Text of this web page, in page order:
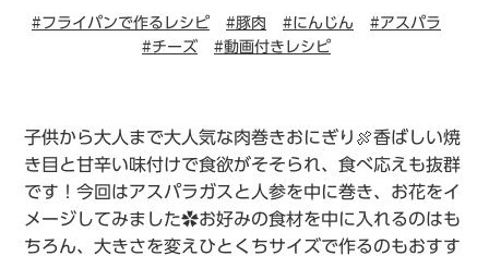
#フライパンで作るレシピ #豚肉 #にんじん
#アスパラ
#チーズ
#動画付きレシピ
子供から大人まで大人気な肉巻きおにぎり🍖香ばしい焼
き目と甘辛い味付けで食欲がそそられ、食べ応えも抜群
です！今回はアスパラガスと人参を中に巻き、お花をイ
メージしてみました✿お好みの食材を中に入れるのはも
ちろん、大きさを変えひとくちサイズで作るのもおすす